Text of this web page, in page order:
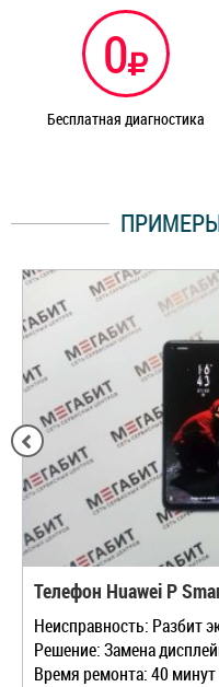
0
Бесплатная диагностика
Телефон Huawei P
Неисправность: Разбит
Решение: Замена
Время ремонта: 40 минут